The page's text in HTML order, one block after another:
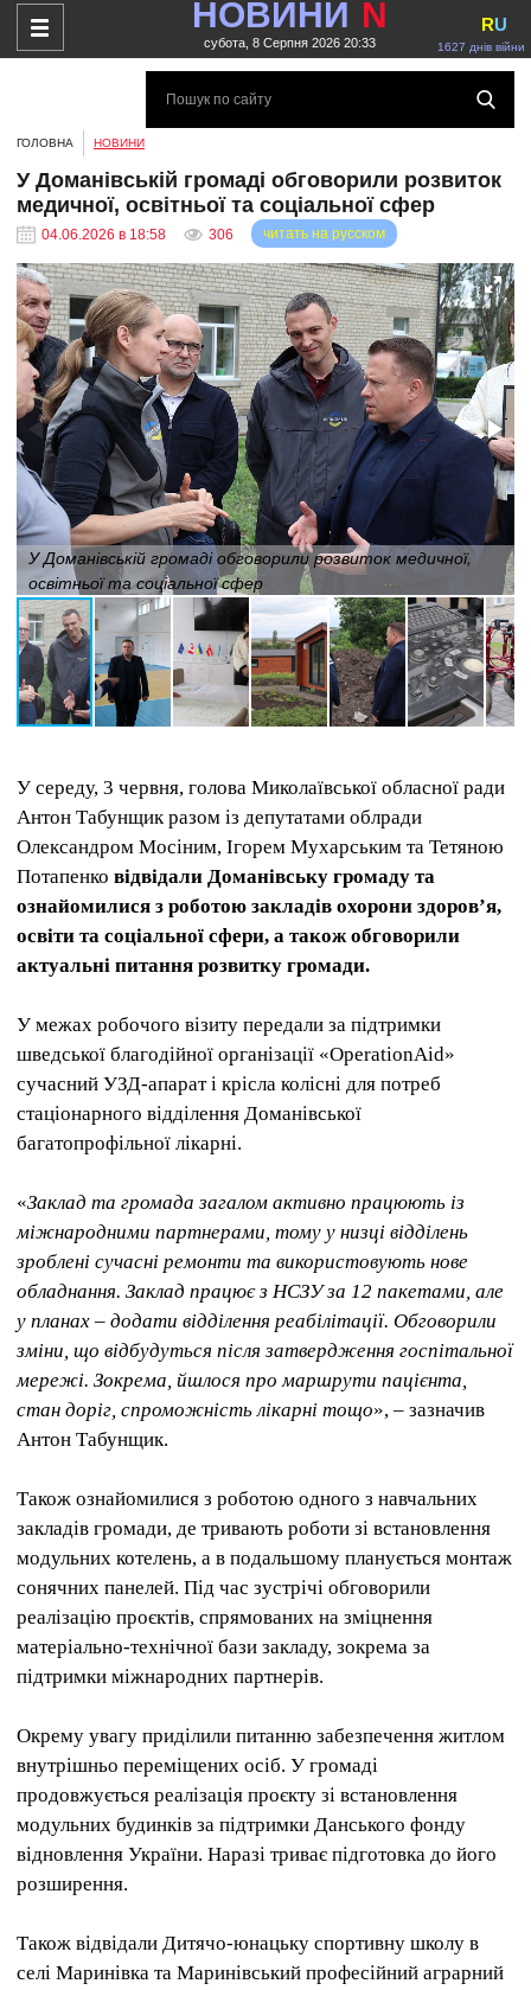
НОВИНИ N
субота, 8 Серпня 2026 20:33 1627 днів війни
RU
ГОЛОВНА НОВИНИ
У Доманівській громаді обговорили розвиток
медичної, освітньої та соціальної сфер
04.06.2026 в 18:58 306 читать на русском
У Доманівській громаді обговорили розвиток медичної,
освітньої та соціальної сфер
У середу, 3 червня, голова Миколаївської обласної ради
Антон Табунщик разом із депутатами облради
Олександром Мосіним, Ігорем Мухарським та Тетяною
Потапенко відвідали Доманівську громаду та
ознайомилися з роботою закладів охорони здоров’я,
освіти та соціальної сфери, а також обговорили
актуальні питання розвитку громади.
У межах робочого візиту передали за підтримки
шведської благодійної організації «OperationAid»
сучасний УЗД-апарат і крісла колісні для потреб
стаціонарного відділення Доманівської
багатопрофільної лікарні.
«Заклад та громада загалом активно працюють із
міжнародними партнерами, тому у низці відділень
зроблені сучасні ремонти та використовують нове
обладнання. Заклад працює з НСЗУ за 12 пакетами, але
у планах – додати відділення реабілітації. Обговорили
зміни, що відбудуться після затвердження госпітальної
мережі. Зокрема, йшлося про маршрути пацієнта,
стан доріг, спроможність лікарні тощо», – зазначив
Антон Табунщик.
Також ознайомилися з роботою одного з навчальних
закладів громади, де тривають роботи зі встановлення
модульних котелень, а в подальшому планується монтаж
сонячних панелей. Під час зустрічі обговорили
реалізацію проєктів, спрямованих на зміцнення
матеріально-технічної бази закладу, зокрема за
підтримки міжнародних партнерів.
Окрему увагу приділили питанню забезпечення житлом
внутрішньо переміщених осіб. У громаді
продовжується реалізація проєкту зі встановлення
модульних будинків за підтримки Данського фонду
відновлення України. Наразі триває підготовка до його
розширення.
Також відвідали Дитячо-юнацьку спортивну школу в
селі Маринівка та Маринівський професійний аграрний